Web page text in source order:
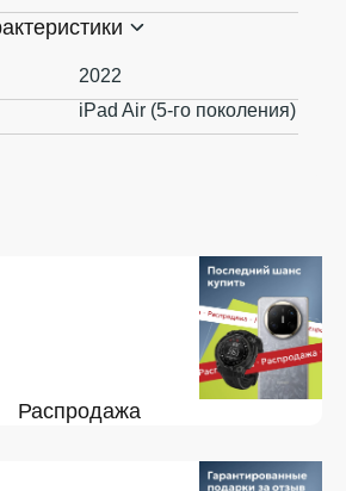
Распродажа
2022
iPad Air (5-го поколения)